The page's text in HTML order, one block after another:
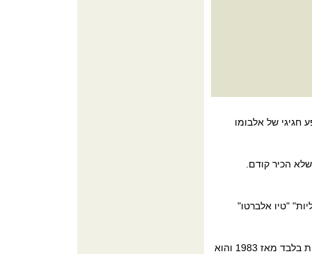
חגיגי של אלבומו
הכיר קודם.
"טיו אלברטו"
במופע בהיכל התרבות חוזר דויד ברוזה לאלבום המיתולוגי בפעם השלישית בלבד מאז 1983 והוא